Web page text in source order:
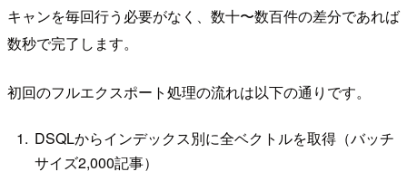
キャンを毎回行う必要がなく、数十〜数百件の差分であれば
数秒で完了します。
初回のフルエクスポート処理の流れは以下の通りです。
DSQLからインデックス別に全ベクトルを取得（バッチ
サイズ2,000記事）